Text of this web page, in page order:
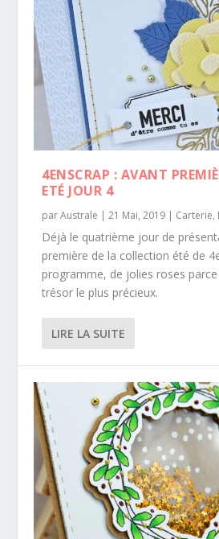
4ENSCRAP : AVANT
ETÉ JOUR 4
parAustrale |21 Mai, 2019 | Carterie,
Déjà le quatrième jour de
première de la collection été de
programme, de jolies roses parce
trésor le plus précieux.
LIRE LA SUITE